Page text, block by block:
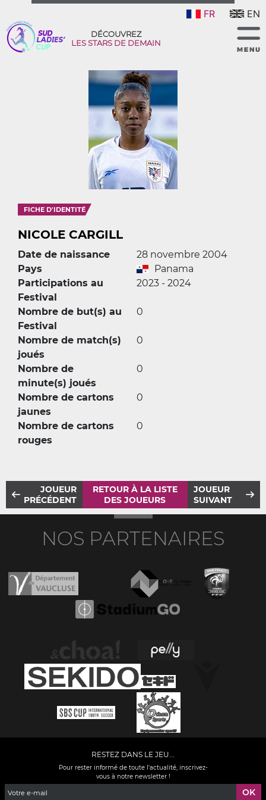
FR EN
DÉCOUVREZ
LES STARS DE DEMAIN
FICHE D'IDENTITÉ
NICOLE CARGILL
Date de naissance
28 novembre 2004
Pays
Panama
Participations au
Festival
2023 - 2024
Nombre de but(s) au
Festival
0
Nombre de match(s)
joués
0
Nombre de
minute(s) joués
0
Nombre de cartons
jaunes
0
Nombre de cartons
rouges
0
JOUEUR
PRÉCÉDENT
RETOUR À LA LISTE
DES JOUEURS
JOUEUR
SUIVANT
NOS PARTENAIRES
RESTEZ DANS LE JEU...
Pour rester informé de toute l'actualité, inscrivez-
vous à notre newsletter !